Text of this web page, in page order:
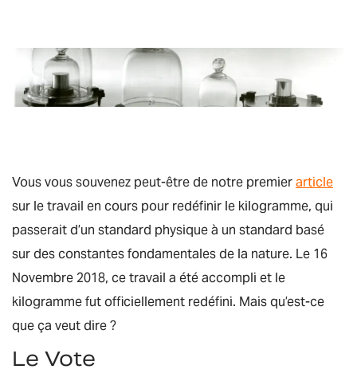
Vous vous souvenez peut-être de notre premierarticle
sur le travail en cours pour redéfinir le kilogramme, qui
passerait d’un standard physique à un standard basé
sur des constantes fondamentales de la nature. Le 16
Novembre 2018, ce travail a été accompli et le
kilogramme fut officiellement redéfini. Mais qu’est-ce
que ça veut dire ?
Le Vote